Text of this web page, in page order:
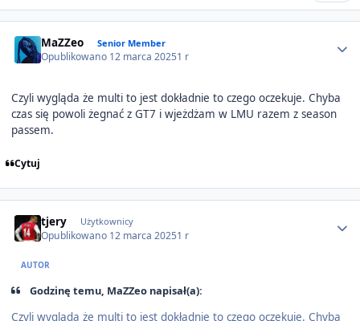
MaZZeo Senior Member
Opublikowano 12 marca 20251 r
Czyli wygląda że multi to jest dokładnie to czego oczekuje. Chyba
czas się powoli żegnać z GT7 i wjeżdżam w LMU razem z season
passem.
Cytuj
tjery Użytkownicy
Opublikowano 12 marca 20251 r
AUTOR
Godzinę temu, MaZZeo napisał(a):
Czyli wygląda że multi to jest dokładnie to czego oczekuje. Chyba